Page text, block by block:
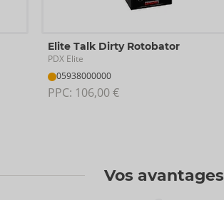
Elite Talk Dirty Rotobator
PDX Elite
05938000000
PPC: 106,00 €
Vos avantages